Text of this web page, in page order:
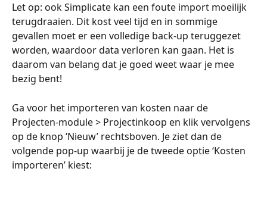
Let op: ook Simplicate kan een foute import moeilijk
terugdraaien. Dit kost veel tijd en in sommige
gevallen moet er een volledige back-up teruggezet
worden, waardoor data verloren kan gaan. Het is
daarom van belang dat je goed weet waar je mee
bezig bent!
Ga voor het importeren van kosten naar de
Projecten-module > Projectinkoop en klik vervolgens
op de knop ‘Nieuw’ rechtsboven. Je ziet dan de
volgende pop-up waarbij je de tweede optie ‘Kosten
importeren’ kiest: